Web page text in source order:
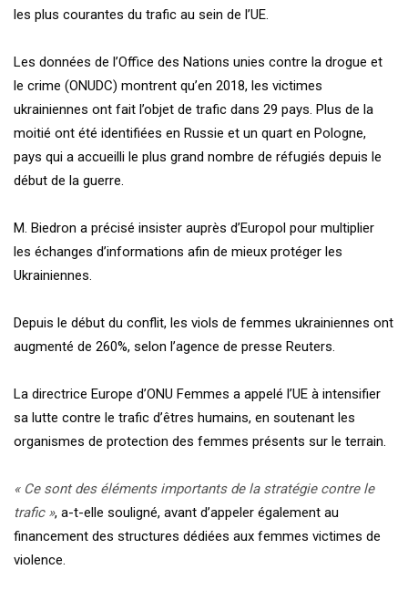
les plus courantes du trafic au sein de l’UE.
Les données de l’Office des Nations unies contre la drogue et
le crime (ONUDC) montrent qu’en 2018, les victimes
ukrainiennes ont fait l’objet de trafic dans 29 pays. Plus de la
moitié ont été identifiées en Russie et un quart en Pologne,
pays qui a accueilli le plus grand nombre de réfugiés depuis le
début de la guerre.
M. Biedron a précisé insister auprès d’Europol pour multiplier
les échanges d’informations afin de mieux protéger les
Ukrainiennes.
Depuis le début du conflit, les viols de femmes ukrainiennes ont
augmenté de 260%, selon l’agence de presse Reuters.
La directrice Europe d’ONU Femmes a appelé l’UE à intensifier
sa lutte contre le trafic d’êtres humains, en soutenant les
organismes de protection des femmes présents sur le terrain.
« Ce sont des éléments importants de la stratégie contre le
trafic », a-t-elle souligné, avant d’appeler également au
financement des structures dédiées aux femmes victimes de
violence.